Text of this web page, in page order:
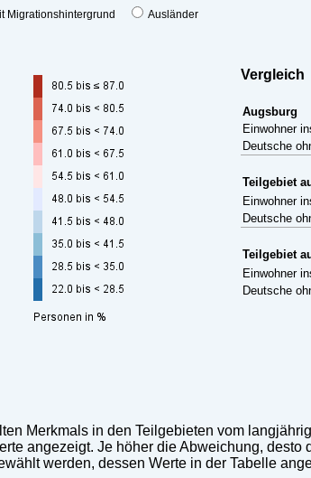
Migrationshintergrund Ausländer
Vergleich
Augsburg
Einwohner
Deutsche
Teilgebiet
Einwohner
Deutsche
Teilgebiet
Einwohner
Deutsche
Merkmals in den Teilgebieten vom
angezeigt. Je höher die Abweichung, desto
werden, dessen Werte in der Tabelle